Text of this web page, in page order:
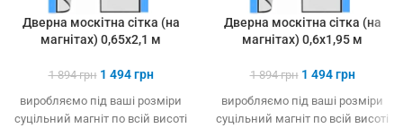
Дверна москітна сітка (на
магнітах) 0,65х2,1 м
1 894грн 1 494грн
виробляємо під ваші розміри
суцільний магніт по всій висоті
Дверна москітна сітка (на
магнітах) 0,6х1,95 м
1 894грн 1 494грн
виробляємо під ваші розміри
суцільний магніт по всій висоті